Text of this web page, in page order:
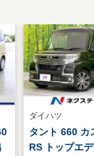
ダイハツ
タント 660 カ
RS トップエ